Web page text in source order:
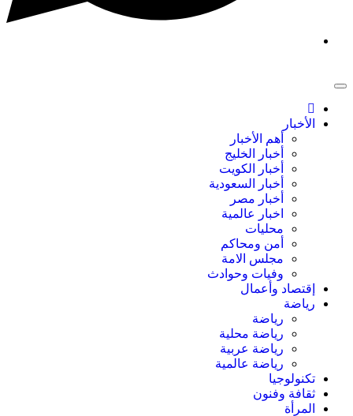
الأخبار
أهم الأخبار
أخبار الخليج
أخبار الكويت
أخبار السعودية
أخبار مصر
اخبار عالمية
محليات
أمن ومحاكم
مجلس الامة
وفيات وحوادث
إقتصاد وأعمال
رياضة
رياضة
رياضة محلية
رياضة عربية
رياضة عالمية
تكنولوجيا
ثقافة وفنون
المرأة